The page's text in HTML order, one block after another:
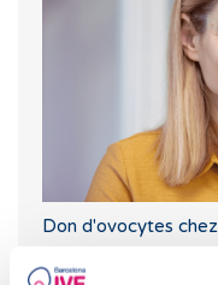
Don d'ovocytes